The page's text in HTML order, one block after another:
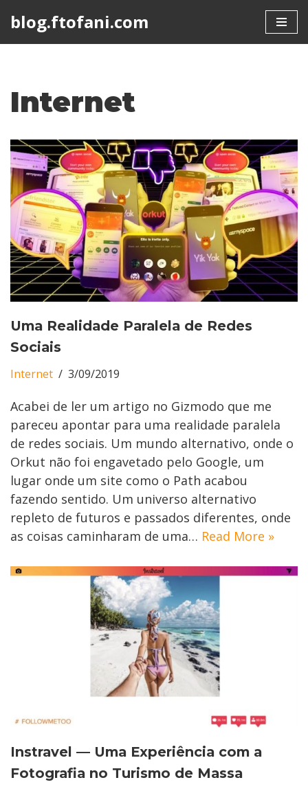
blog.ftofani.com
Internet
Uma Realidade Paralela de Redes
Sociais
Internet 3/09/2019
Acabei de ler um artigo no Gizmodo que me
pareceu apontar para uma realidade paralela
de redes sociais. Um mundo alternativo, onde o
Orkut não foi engavetado pelo Google, um
lugar onde um site como o Path acabou
fazendo sentido. Um universo alternativo
repleto de futuros e passados diferentes, onde
as coisas caminharam de uma… Read More »
Instravel — Uma Experiência com a
Fotografia no Turismo de Massa